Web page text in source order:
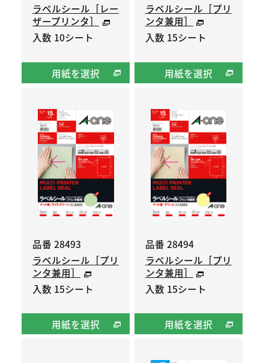
ラベルシール［レー
ザープリンタ］
入数 10シート
用紙を選択
ラベルシール［プリ
ンタ兼用］
入数 15シート
用紙を選択
品番 28493
ラベルシール［プリ
ンタ兼用］
入数 15シート
用紙を選択
品番 28494
ラベルシール［プリ
ンタ兼用］
入数 15シート
用紙を選択